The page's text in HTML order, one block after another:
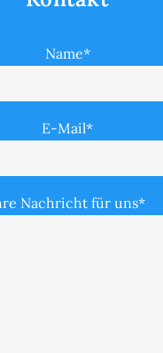
Name*
E-Mail*
Nachricht für uns*